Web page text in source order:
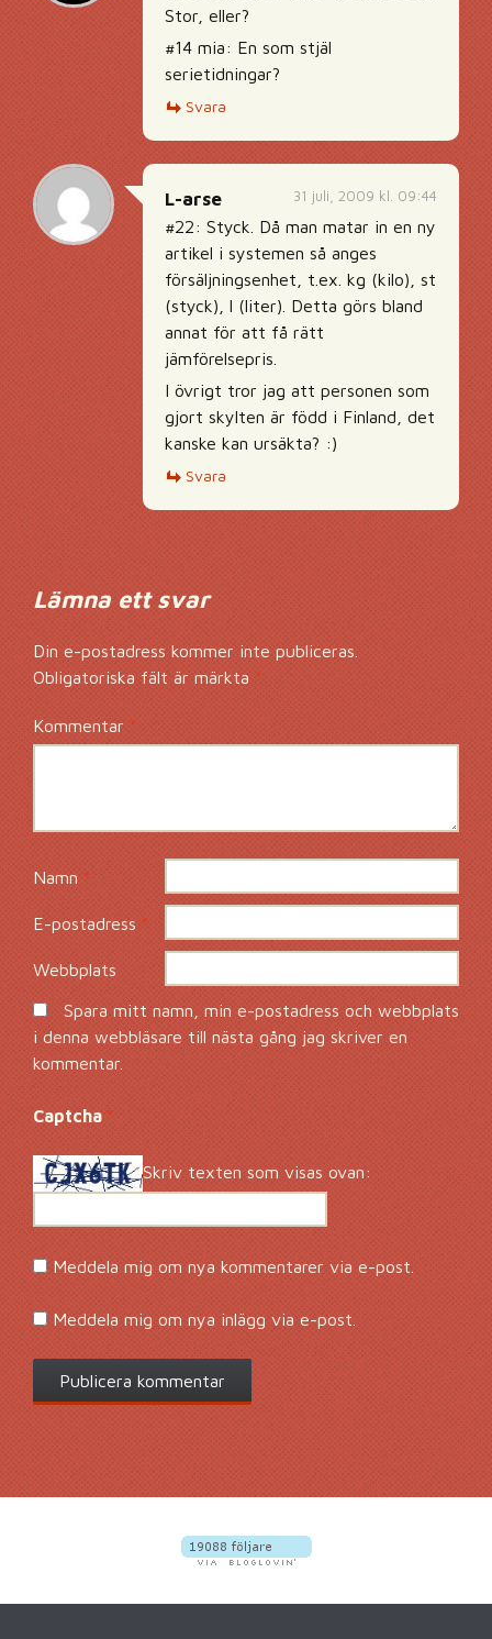
Stor, eller?
#14 mia: En som stjäl
serietidningar?
Svara
31 juli, 2009 kl. 09:44
L-arse
#22: Styck. Då man matar in en ny
artikel i systemen så anges
försäljningsenhet, t.ex. kg (kilo), st
(styck), l (liter). Detta görs bland
annat för att få rätt
jämförelsepris.
I övrigt tror jag att personen som
gjort skylten är född i Finland, det
kanske kan ursäkta? :)
Svara
Lämna ett svar
Din e-postadress kommer inte publiceras.
Obligatoriska fält är märkta*
Kommentar*
Namn *
E-postadress*
Webbplats
Spara mitt namn, min e-postadress och webbplats
i denna webbläsare till nästa gång jag skriver en
kommentar.
Captcha *
Skriv texten som visas ovan:
Meddela mig om nya kommentarer via e-post.
Meddela mig om nya inlägg via e-post.